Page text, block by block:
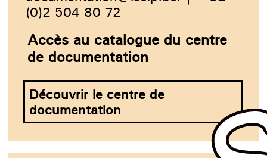
(0)2 504 80 72
Accès au catalogue du centre
de documentation
Découvrir le centre de
documentation